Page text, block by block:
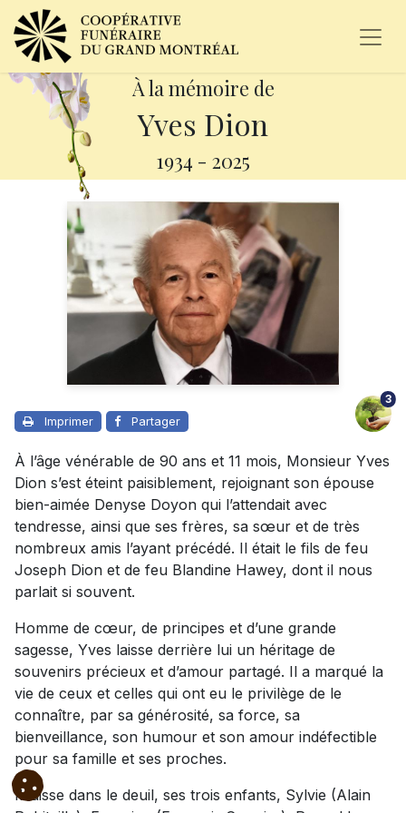
À la mémoire de
Yves Dion
1934 - 2025
Imprimer Partager
3
À l’âge vénérable de 90 ans et 11 mois, Monsieur Yves
Dion s’est éteint paisiblement, rejoignant son épouse
bien-aimée Denyse Doyon qui l’attendait avec
tendresse, ainsi que ses frères, sa sœur et de très
nombreux amis l’ayant précédé. Il était le fils de feu
Joseph Dion et de feu Blandine Hawey, dont il nous
parlait si souvent.
Homme de cœur, de principes et d’une grande
sagesse, Yves laisse derrière lui un héritage de
souvenirs précieux et d’amour partagé. Il a marqué la
vie de ceux et celles qui ont eu le privilège de le
connaître, par sa générosité, sa force, sa
bienveillance, son humour et son amour indéfectible
pour sa famille et ses proches.
Il laisse dans le deuil, ses trois enfants, Sylvie (Alain